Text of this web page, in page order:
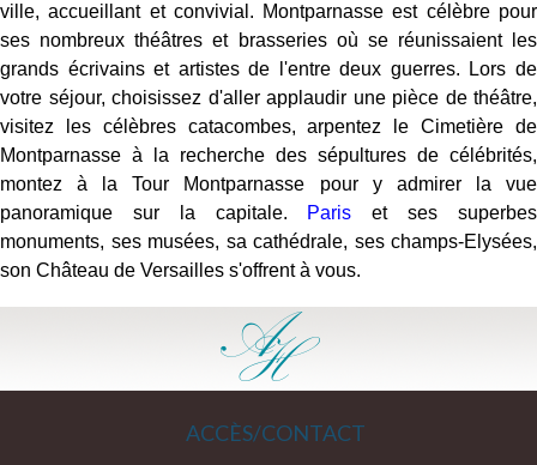
ville, accueillant et convivial. Montparnasse est célèbre pour
ses nombreux théâtres et brasseries où se réunissaient les
grands écrivains et artistes de l'entre deux guerres. Lors de
votre séjour, choisissez d'aller applaudir une pièce de théâtre,
visitez les célèbres catacombes, arpentez le Cimetière de
Montparnasse à la recherche des sépultures de célébrités,
montez à la Tour Montparnasse pour y admirer la vue
panoramique sur la capitale. Paris et ses superbes
monuments, ses musées, sa cathédrale, ses champs-Elysées,
son Château de Versailles s'offrent à vous.
ACCÈS/CONTACT